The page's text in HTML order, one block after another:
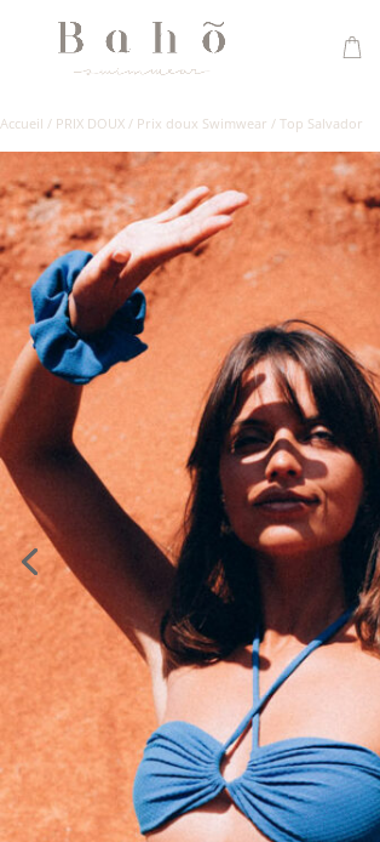
Accueil / PRIX DOUX / Prix doux Swimwear / Top Salvador